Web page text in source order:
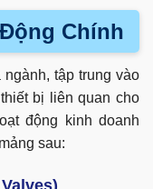
Chính
tập trung vào
bị liên quan cho
động kinh doanh
sau: